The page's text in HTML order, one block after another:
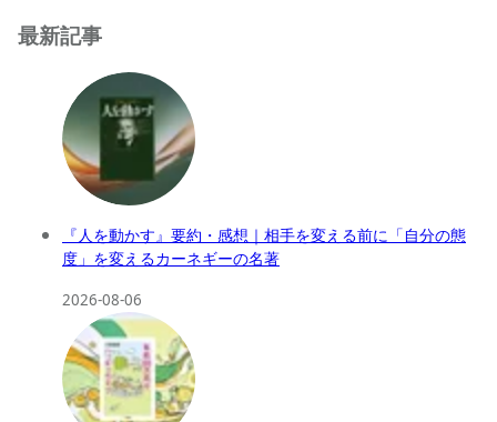
最新記事
『人を動かす』要約・感想｜相手を変える前に「自分の態
度」を変えるカーネギーの名著
2026-08-06